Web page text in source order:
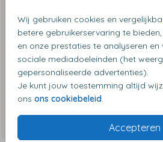
Wij gebruiken cookies en
betere gebruikerservaring te
en onze prestaties te analyseren
sociale mediadoeleinden (het
gepersonaliseerde advertenties).
Je kunt jouw toestemming altijd
ons ons cookiebeleid
Accepteren